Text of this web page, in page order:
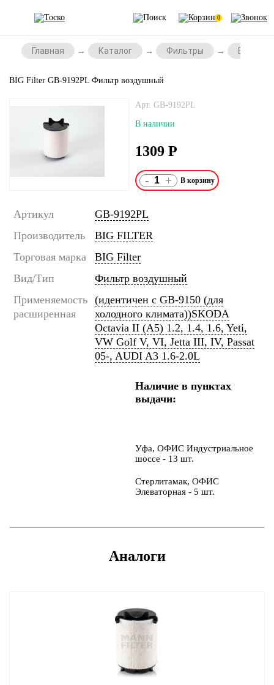
0
Главная Каталог Фильтры
BIG Filter GB-9192PL Фильтр воздушный
Арт. GB-9192PL
В наличии
1309 Р
- +
Артикул
GB-9192PL
Производитель
BIG FILTER
Торговая марка
BIG Filter
Вид/Тип
Фильтр воздушный
Применяемость
расширенная
(идентичен с GB-9150 (для
холодного климата))SKODA
Octavia II (A5) 1.2, 1.4, 1.6, Yeti,
VW Golf V, VI, Jetta III, IV, Passat
05-, AUDI A3 1.6-2.0L
Наличие в пунктах
выдачи:
Уфа, ОФИС Индустриальное
шоссе - 13 шт.
Стерлитамак, ОФИС
Элеваторная - 5 шт.
Аналоги